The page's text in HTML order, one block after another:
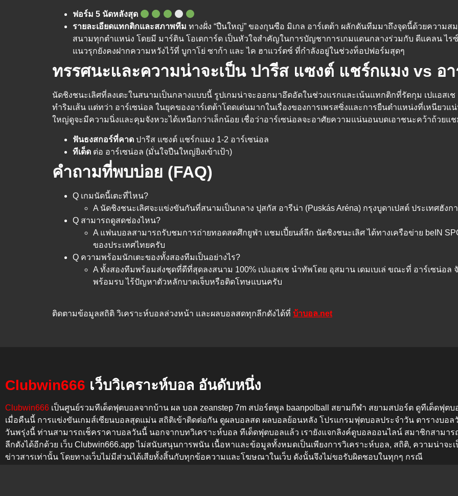
ฟอร์ม 5 นัดหลังสุด
รายละเอียดแทกติกและสภาพทีม ทางฝั่ง “ปืนใหญ่” ของกุนซือ มิเกล อาร์เตต้า ผลักดันทีมมาถึงจุดนี้ด้วยควา
สนามทุกตำแหน่ง โดยมี มาร์ติน โอเดการ์ด เป็นหัวใจสำคัญในการบัญชาการเกมแดนกลางร่วมกับ ดีแคลน ไ
แนวรุกยังคงฝากความหวังไว้ที่ บูกาโย่ ซาก้า และ ไค ฮาแวร์ตซ์ ที่กำลังอยู่ในช่วงท็อปฟอร์มสุดๆ
ทรรศนะและความน่าจะเป็น ปารีส แซงต์ แชร์กแมง vs อ
นัดชิงชนะเลิศที่ลงเตะในสนามเป็นกลางแบบนี้ รูปเกมน่าจะออกมาอึดอัดในช่วงแรกและเน้นแทกติกที่รัดกุม เปแอสเ
ทำริมเส้น แต่ทว่า อาร์เซน่อล ในยุคของอาร์เตต้าโดดเด่นมากในเรื่องของการเพรสซิ่งและการยืนตำแหน่งที่เหนีย
ใหญ่ดูจะมีความนิ่งและคุมจังหวะได้เหนือกว่าเล็กน้อย เชื่อว่าอาร์เซน่อลจะอาศัยความแน่นอนบดเอาชนะคว้าถ้วยแ
ฟันธงสกอร์ที่คาด ปารีส แซงต์ แชร์กแมง 1-2 อาร์เซน่อล
ทีเด็ด ต่อ อาร์เซน่อล (มั่นใจปืนใหญ่ยิงเข้าเป้า)
คำถามที่พบบ่อย (FAQ)
Q เกมนัดนี้เตะที่ไหน?
A นัดชิงชนะเลิศจะแข่งขันกันที่สนามเป็นกลาง ปุสกัส อารีน่า (Puskás Aréna) กรุงบูดาเปสต์ ประเทศฮังก
Q สามารถดูสดช่องไหน?
A แฟนบอลสามารถรับชมการถ่ายทอดสดศึกยูฟ่า แชมเปี้ยนส์ลีก นัดชิงชนะเลิศ ได้ทางเครือข่าย beIN
ของประเทศไทยครับ
Q ความพร้อมนักเตะของทั้งสองทีมเป็นอย่างไร?
A ทั้งสองทีมพร้อมส่งชุดที่ดีที่สุดลงสนาม 100% เปแอสเช นำทัพโดย อุสมาน เดมเบเล่ ขณะที่ อาร์เซน่อล
พร้อมรบ ไร้ปัญหาตัวหลักบาดเจ็บหรือติดโทษแบนครับ
ติดตามข้อมูลสถิติ วิเคราะห์บอลล่วงหน้า และผลบอลสดทุกลีกดังได้ที่ บ้าบอล.net
Clubwin666 เว็บวิเคราะห์บอล อันดับหนึ่ง
Clubwin666 เป็นศูนย์รวมทีเด็ดฟุตบอลจากบ้าน ผล บอล zeanstep 7m สปอร์ตพูล baanpolball สยามกีฬา สยามสปอร์ต ดูทีเด็ดฟุตบ
เมื่อคืนนี้ การแข่งขันเกมส์เซียนบอลสุดแม่น สถิติเข้าติดต่อกัน ดูผลบอลสด ผลบอลย้อนหลัง โปรแกรมฟุตบอลประจำวัน ตารางบอ
วันพรุ่งนี้ ท่านสามารถเช็คราคาบอลวันนี้ นอกจากบทวิเคราะห์บอล ทีเด็ดฟุตบอลแล้ว เรายังแจกลิงค์ดูบอลออนไลน์ สมาชิกสามา
ลีกดังได้อีกด้วย เว็บ Clubwin666.appไม่สนับสนุนการพนัน เนื้อหาและข้อมูลทั้งหมดเป็นเพียงการวิเคราะห์บอล, สถิติ, ความน่าจะ
ข่าวสารเท่านั้น โดยทางเว็บไม่มีส่วนได้เสียทั้งสิ้นกับทุกข้อความและโฆษณาในเว็บ ดังนั้นจึงไม่ขอรับผิดชอบในทุกๆ กรณี